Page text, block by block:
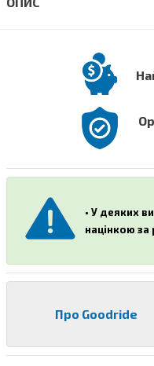
• У деяких
націнкою
Про Goodride